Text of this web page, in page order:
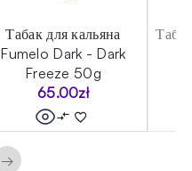
Табак для кальяна
Fumelo Dark - Dark
Freeze 50g
65.00zł
→